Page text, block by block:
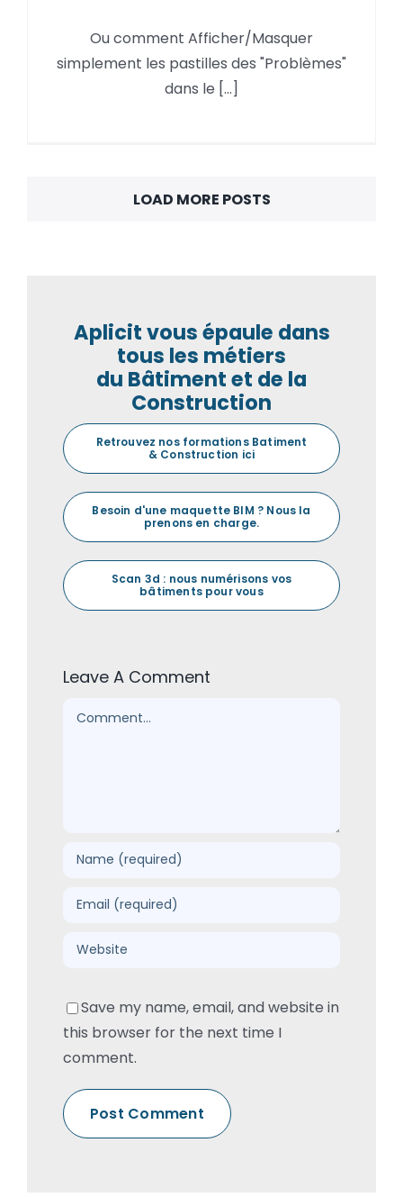
Autodesk Forma,
Afficher/Masquer les
« Problèmes »
Ou comment Afficher/Masquer
simplement les pastilles des "Problèmes"
dans le [...]
LOAD MORE POSTS
Aplicit vous épaule dans
tous les métiers
du Bâtiment et de la
Construction
Retrouvez nos formations Batiment
& Construction ici
Besoin d'une maquette BIM ? Nous la
prenons en charge.
Scan 3d : nous numérisons vos
bâtiments pour vous
Leave A Comment
Comment
Save my name, email, and website in
this browser for the next time I
comment.